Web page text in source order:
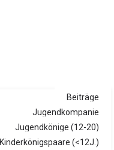
Beiträge
Jugendkompanie
Jugendkönige (12-20)
Kinderkönigspaare (<12J.)